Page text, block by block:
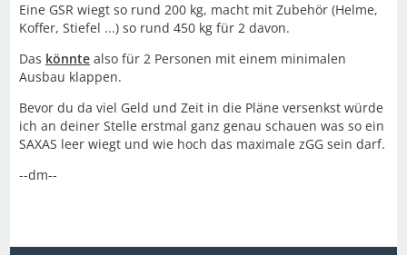
Eine GSR wiegt so rund 200 kg, macht mit Zubehör (Helme,
Koffer, Stiefel ...) so rund 450 kg für 2 davon.
Das könnte also für 2 Personen mit einem minimalen
Ausbau klappen.
Bevor du da viel Geld und Zeit in die Pläne versenkst würde
ich an deiner Stelle erstmal ganz genau schauen was so ein
SAXAS leer wiegt und wie hoch das maximale zGG sein darf.
--dm--